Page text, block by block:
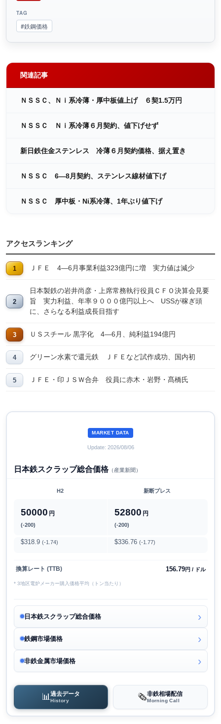
TAG
#鉄鋼価格
関連記事
ＮＳＳＣ、Ｎｉ系冷薄・厚中板値上げ ６契1.5万円
ＮＳＳＣ Ｎｉ系冷薄６月契約、値下げせず
新日鉄住金ステンレス 冷薄６月契約価格、据え置き
ＮＳＳＣ 6―8月契約、ステンレス線材値下げ
ＮＳＳＣ 厚中板・Ni系冷薄、1年ぶり値下げ
アクセスランキング
ＪＦＥ 4―6月事業利益323億円に増 実力値は減少
日本製鉄の岩井尚彦・上席常務執行役員ＣＦＯ決算会見要
旨 実力利益、年率９０００億円以上へ USSが稼ぎ頭
に、さらなる利益成長目指す
ＵＳスチール 黒字化 4―6月、純利益194億円
グリーン水素で還元鉄 ＪＦＥなど試作成功、国内初
ＪＦＥ・印ＪＳＷ合弁 役員に赤木・岩野・髙橋氏
MARKET DATA
Update: 2026/08/06
日本鉄スクラップ総合価格（産業新聞）
H2 新断プレス
50000 円
(-200)
52800 円
(-200)
$318.9 (-1.74) $336.76 (-1.77)
換算レート (TTB) 156.79円 / ドル
* 3地区電炉メーカー購入価格平均（トン当たり）
日本鉄スクラップ総合価格
鉄鋼市場価格
非鉄金属市場価格
📊過去データ
History 🗞️非鉄相場配信
Morning Call